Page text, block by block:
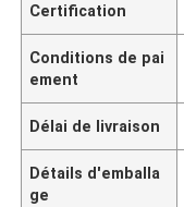
Certification
Conditions de pai
ement
Délai de livraison
Détails d'emballa
ge